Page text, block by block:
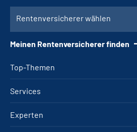
Top-Themen
Services
Experten
Rentenversicherer wählen
Meinen Rentenversicherer finden